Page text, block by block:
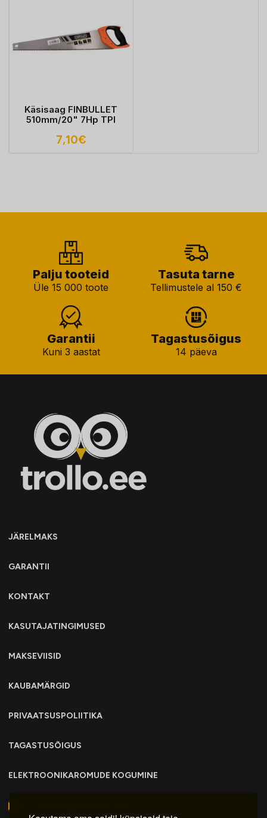
Käsisaag FINBULLET
510mm/20" 7Hp TPI
7,10€
Palju tooteid
Üle 15 000 toote
Tasuta tarne
Tellimustele al 150 €
Garantii
Kuni 3 aastat
Tagastusõigus
14 päeva
JÄRELMAKS
GARANTII
KONTAKT
KASUTAJATINGIMUSED
MAKSEVIISID
KAUBAMÄRGID
PRIVAATSUSPOLIITIKA
TAGASTUSÕIGUS
ELEKTROONIKAROMUDE KOGUMINE